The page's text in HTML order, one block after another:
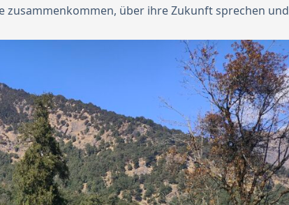
zusammenkommen, über ihre Zukunft sprechen und